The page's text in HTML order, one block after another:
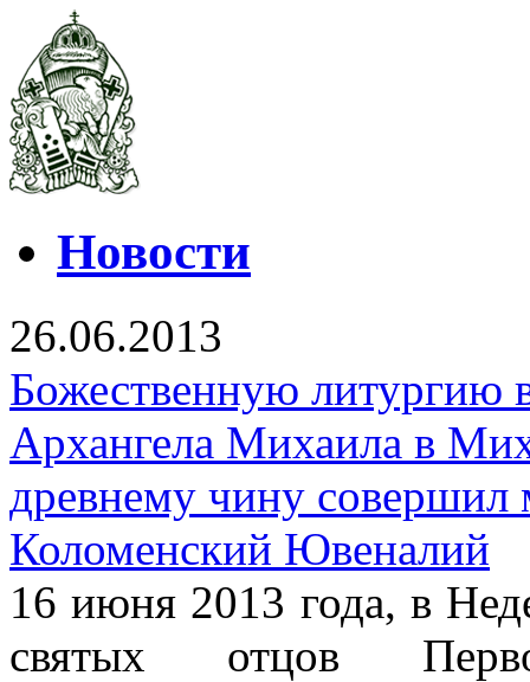
Новости
26.06.2013
Божественную литургию
Архангела Михаила в
древнему чину
Коломенский Ювеналий
16 июня 2013 года, в
святых отцов